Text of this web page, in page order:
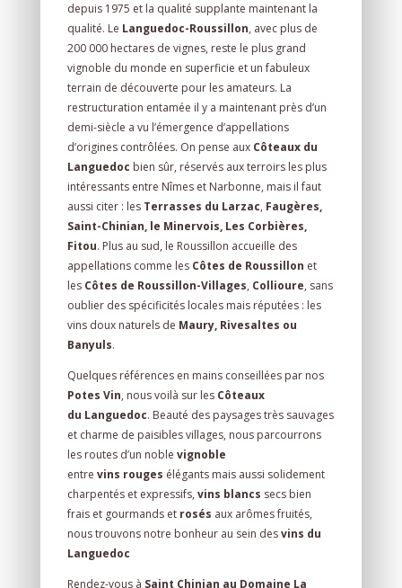
depuis 1975 et la qualité supplante maintenant la
qualité. Le Languedoc-Roussillon, avec plus de
200 000 hectares de vignes, reste le plus grand
vignoble du monde en superficie et un fabuleux
terrain de découverte pour les amateurs. La
restructuration entamée il y a maintenant près d’un
demi-siècle a vu l’émergence d’appellations
d’origines contrôlées. On pense aux Côteaux du
Languedoc bien sûr, réservés aux terroirs les plus
intéressants entre Nîmes et Narbonne, mais il faut
aussi citer : les Terrasses du Larzac, Faugères,
Saint-Chinian, le Minervois, Les Corbières,
Fitou. Plus au sud, le Roussillon accueille des
appellations comme les Côtes de Roussillon et
les Côtes de Roussillon-Villages, Collioure, sans
oublier des spécificités locales mais réputées : les
vins doux naturels de Maury, Rivesaltes ou
Banyuls.
Quelques références en mains conseillées par nos
Potes Vin, nous voilà sur les Côteaux
du Languedoc. Beauté des paysages très sauvages
et charme de paisibles villages, nous parcourrons
les routes d’un noble vignoble
entre vins rouges élégants mais aussi solidement
charpentés et expressifs, vins blancs secs bien
frais et gourmands et rosés aux arômes fruités,
nous trouvons notre bonheur au sein desvins du
Languedoc
Rendez-vous à Saint Chinian au Domaine La